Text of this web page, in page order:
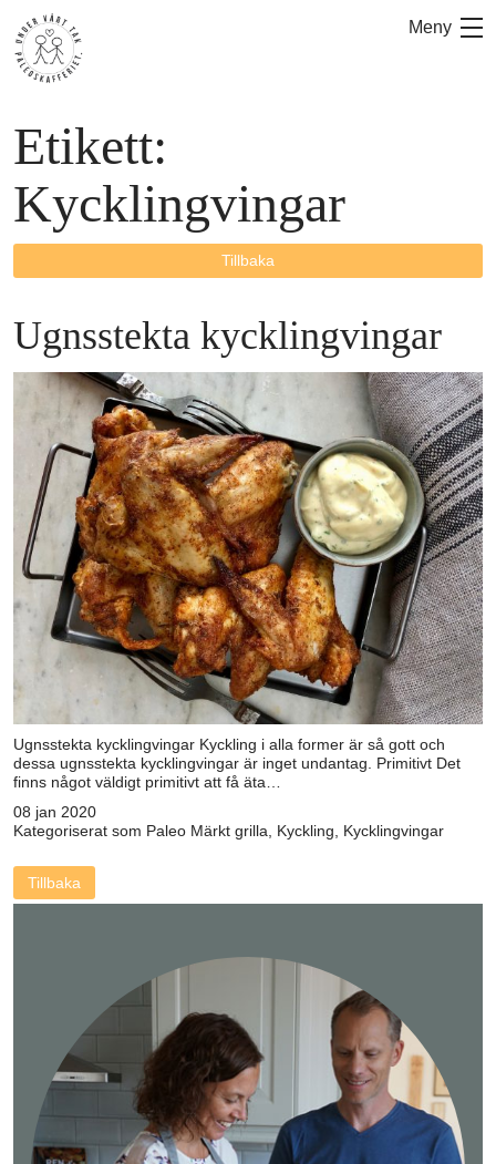
innehåll
Meny
Etikett:
Kycklingvingar
Tillbaka
Ugnsstekta kycklingvingar
Ugnsstekta kycklingvingar Kyckling i alla former är så gott och
dessa ugnsstekta kycklingvingar är inget undantag. Primitivt Det
finns något väldigt primitivt att få äta…
08 jan 2020
Kategoriserat som Paleo Märkt grilla Kyckling Kycklingvingar
Tillbaka